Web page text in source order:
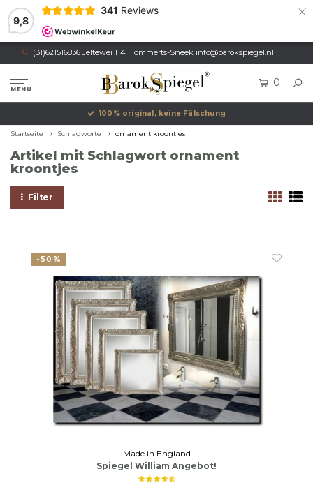
9,8
341 Reviews ×
(31)621516836 Jeltewei 114 Hommerts-Sneek info@barokspiegel.nl
MENU
0
100% original, keine Fälschung
Startseite Schlagworte ornament kroontjes
Artikel mit Schlagwort ornament
kroontjes
Filter
-50%
Made in England
Spiegel William Angebot!